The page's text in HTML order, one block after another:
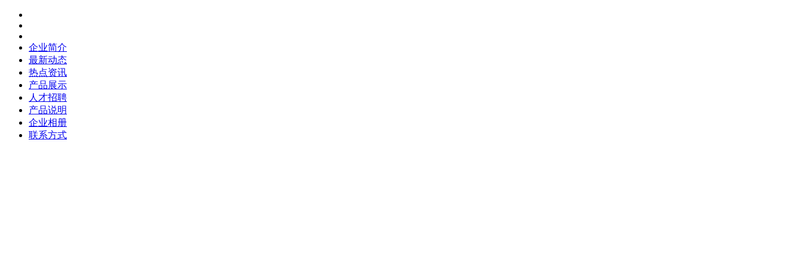
企业简介
最新动态
热点资讯
产品展示
人才招聘
产品说明
企业相册
联系方式